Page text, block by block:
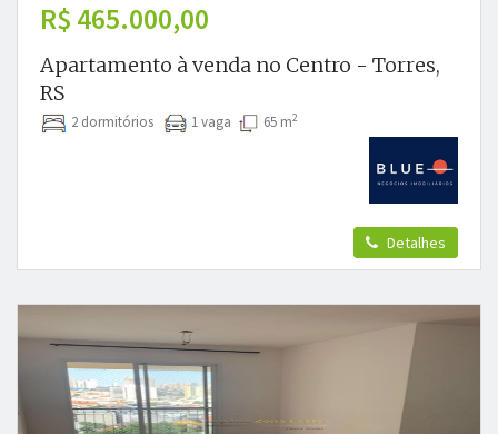
R$ 465.000,00
Apartamento à venda no Centro - Torres,
RS
2 dormitórios 1 vaga 65 m2
Detalhes